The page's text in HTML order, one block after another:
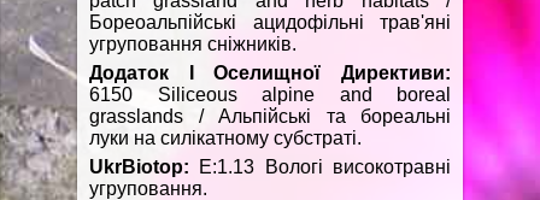
Бореоальпійські ацидофільні трав'яні
угруповання сніжників.
Додаток
Оселищної Директиви:
6150 Siliceous alpine and boreal
grasslands / Альпійські та бореальні
луки на силікатному субстраті.
UkrBiotop: Е:1.13 Вологі високотравні
угруповання.